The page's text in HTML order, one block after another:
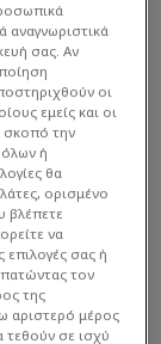
«Γ.
του
που οδηγεί
αναγνωριστικά
σας. Αν
οι
εμείς και οι
σκοπό την
ή
θα
ορισμένο
βλέπετε
να
επιλογές σας ή
τον
της
αριστερό μέρος
τεθούν σε ισχύ